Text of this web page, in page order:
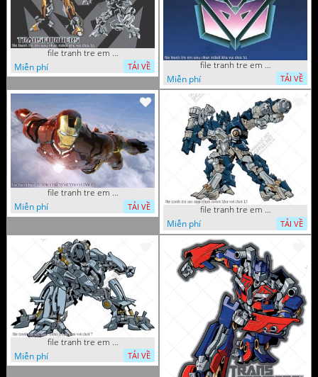
file tranh tre em sieu nhan robot khu vui choi 55
Miễn phí
TẢI VỀ
file tranh tre em sieu nhan robot khu vui choi 51
Miễn phí
TẢI VỀ
file tranh tre em sieu nhan robot khu vui choi 18
Miễn phí
TẢI VỀ
file tranh tre em sieu nhan robot khu vui choi 13
Miễn phí
TẢI VỀ
file tranh tre em sieu nhan robot khu vui choi 7
Miễn phí
TẢI VỀ